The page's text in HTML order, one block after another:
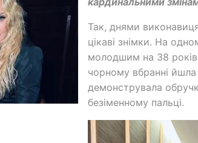
Так, днями
цікаві знімки. На
молодшим на 38
чорному вбранні
демонструвала
безіменному пальці.